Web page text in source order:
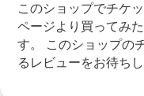
このショップでチケ
ページより買ってみ
す。
このショップの
るレビューをお待ちし